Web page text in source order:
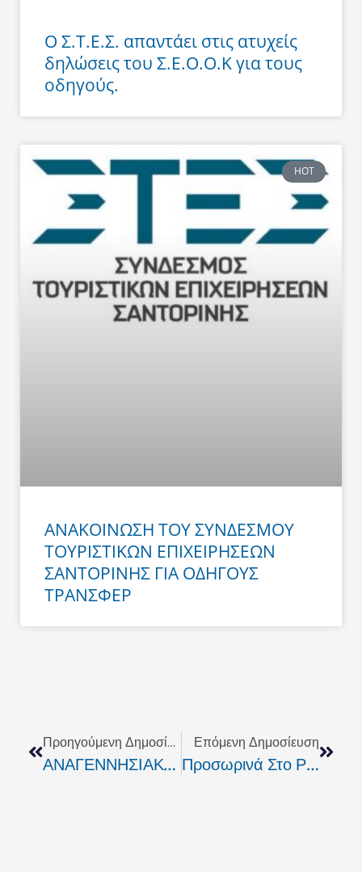
Ο Σ.Τ.Ε.Σ. απαντάει στις ατυχείς
δηλώσεις του Σ.Ε.Ο.Ο.Κ για τους
οδηγούς.
HOT
ΑΝΑΚΟΙΝΩΣΗ ΤΟΥ ΣΥΝΔΕΣΜΟΥ
ΤΟΥΡΙΣΤΙΚΩΝ ΕΠΙΧΕΙΡΗΣΕΩΝ
ΣΑΝΤΟΡΙΝΗΣ ΓΙΑ ΟΔΗΓΟΥΣ
ΤΡΑΝΣΦΕΡ
Προηγούμενη Δημοσίευση
ΑΝΑΓΕΝΝΗΣΙΑΚΟ ΦΕΣΤΙΒΑΛ ΡΕΘΥΜΝΟΥ 2009 Αυλαία – Τέλος Ή Μήπως Αρχή?
Επόμενη Δημοσίευση
Προσωρινά Στο Ρέμα Συνατσάκη Η Λαϊκή Αγορά